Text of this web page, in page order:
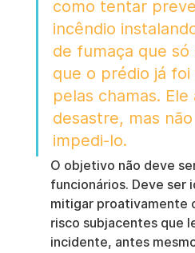
como tentar
incêndio
de fumaça que só
que o prédio já foi
pelas chamas.
desastre, mas
impedi-lo.
O objetivo não deve
funcionários. Deve ser
mitigar proativamente
risco subjacentes que
incidente, antes